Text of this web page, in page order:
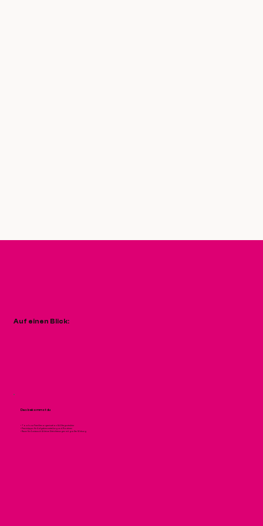
Auf einen Blick:
Das bekommst du
• Tools zur Familienorganisation & Alltagsstruktur
• Praxistipps für Aufgabenverteilung und Routinen
• Raum für Austausch & kleine Erleichterungen mit großer Wirkung